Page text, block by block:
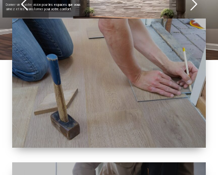
Donner vie à votre vision pour les espaces que vous
aimez et les transformer pour votre confort.
TAILLE